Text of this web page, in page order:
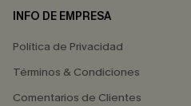
INFO DE EMPRESA
Política de Privacidad
Términos & Condiciones
Comentarios de Clientes